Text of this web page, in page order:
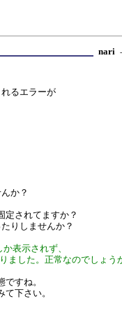
nari
るエラーが
か？
定されてますか？
りしませんか？
表示されず、
ました。正常なのでしょう
すね。
下さい。